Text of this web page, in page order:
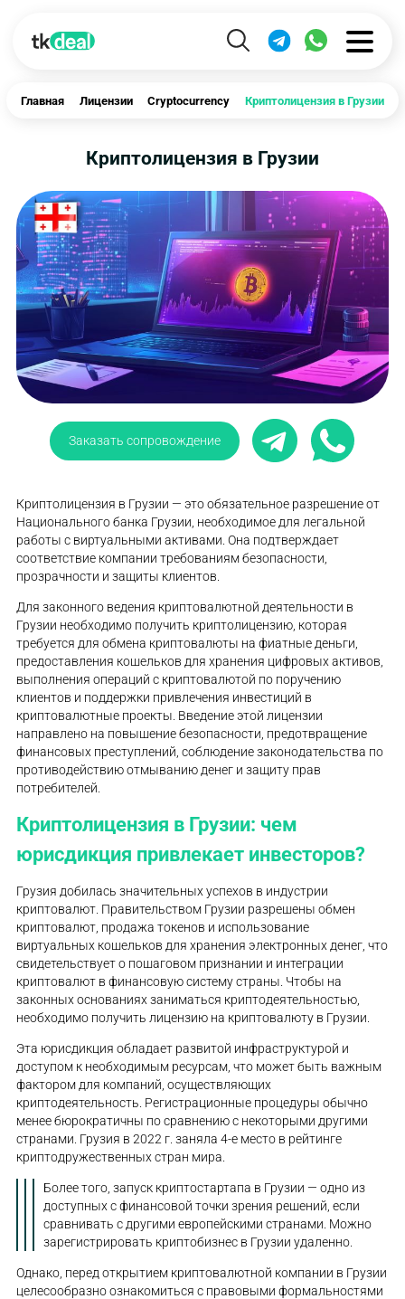
Главная Лицензии Cryptocurrency Криптолицензия в Грузии
Криптолицензия в Грузии
Заказать сопровождение
Криптолицензия в Грузии — это обязательное разрешение от
Национального банка Грузии, необходимое для легальной
работы с виртуальными активами. Она подтверждает
соответствие компании требованиям безопасности,
прозрачности и защиты клиентов.
Для законного ведения криптовалютной деятельности в
Грузии необходимо получить криптолицензию, которая
требуется для обмена криптовалюты на фиатные деньги,
предоставления кошельков для хранения цифровых активов,
выполнения операций с криптовалютой по поручению
клиентов и поддержки привлечения инвестиций в
криптовалютные проекты. Введение этой лицензии
направлено на повышение безопасности, предотвращение
финансовых преступлений, соблюдение законодательства по
противодействию отмыванию денег и защиту прав
потребителей.
Криптолицензия в Грузии: чем
юрисдикция привлекает инвесторов?
Грузия добилась значительных успехов в индустрии
криптовалют. Правительством Грузии разрешены обмен
криптовалют, продажа токенов и использование
виртуальных кошельков для хранения электронных денег, что
свидетельствует о пошаговом признании и интеграции
криптовалют в финансовую систему страны. Чтобы на
законных основаниях заниматься криптодеятельностью,
необходимо получить лицензию на криптовалюту в Грузии.
Эта юрисдикция обладает развитой инфраструктурой и
доступом к необходимым ресурсам, что может быть важным
фактором для компаний, осуществляющих
криптодеятельность. Регистрационные процедуры обычно
менее бюрократичны по сравнению с некоторыми другими
странами. Грузия в 2022 г. заняла 4-е место в рейтинге
криптодружественных стран мира.
Более того, запуск криптостартапа в Грузии — одно из
доступных с финансовой точки зрения решений, если
сравнивать с другими европейскими странами. Можно
зарегистрировать криптобизнес в Грузии удаленно.
Однако, перед открытием криптовалютной компании в Грузии
целесообразно ознакомиться с правовыми формальностями